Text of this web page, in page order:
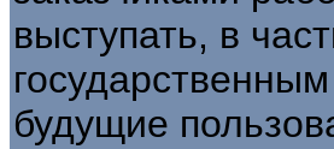
выступать, в
будущие